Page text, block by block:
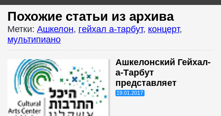
Похожие статьи из архива
Метки: Ашкелон, гейхал а-тарбут, концерт,
мультипиано
Ашкелонский Гейхал-
а-Тарбут
представляет
19.01.2017